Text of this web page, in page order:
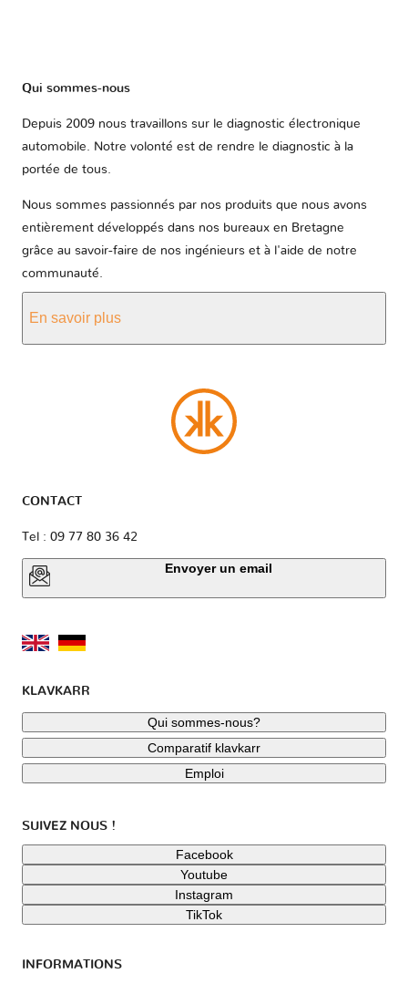
Qui sommes-nous
Depuis 2009 nous travaillons sur le diagnostic électronique
automobile. Notre volonté est de rendre le diagnostic à la
portée de tous.
Nous sommes passionnés par nos produits que nous avons
entièrement développés dans nos bureaux en Bretagne
grâce au savoir-faire de nos ingénieurs et à l'aide de notre
communauté.
En savoir plus
CONTACT
Tel : 09 77 80 36 42
Envoyer un email
KLAVKARR
Qui sommes-nous?
Comparatif klavkarr
Emploi
SUIVEZ NOUS !
Facebook
Youtube
Instagram
TikTok
INFORMATIONS